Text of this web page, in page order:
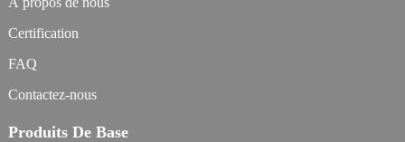
Certification
FAQ
Contactez-nous
Produits De Base